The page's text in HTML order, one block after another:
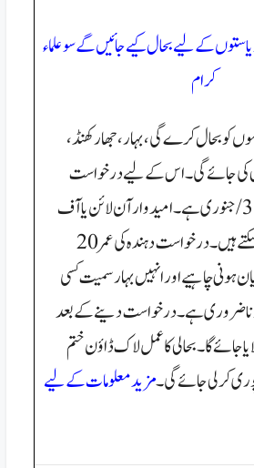
کے لیے بحال کیے جائیں گے سو علماء
کرام
۱۰۰/ عالموں کو بحال کرے گی، بہار، جھارکھنڈ،
کی جائے گی۔ اس کے لیے درخواست
دینے کی آخری تاریخ 31/ جنوری ہے۔ امیدوار آن لائن یا آف
لائن درخواست دے سکتے ہیں۔ درخواست دہندہ کی عمر 20
ہونی چاہیے اور انہیں بہار سمیت کسی
ضروری ہے۔ درخواست دینے کے بعد
جائے گا۔ بحالی کا عمل لاک ڈاؤن ختم
کرلی جائے گی۔مزید معلومات کے لیے